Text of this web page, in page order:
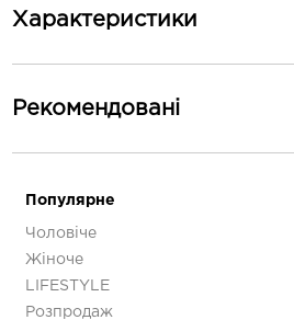
Внутрішній жакардовий трикотаж
вологу назовні.
Характеристики
Колір
Рекомендованi
Популярне
Чоловіче
Жіноче
LIFESTYLE
Розпродаж